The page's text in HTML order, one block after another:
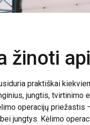
žinoti
praktiškai
jungtis, tvirtinimo
operacijų
jungtys. Kėlimo